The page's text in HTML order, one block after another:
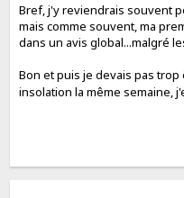
Bref, j'y reviendrais souvent
mais comme souvent, ma
dans un avis global...malgré
Bon et puis je devais pas
insolation la même semaine,